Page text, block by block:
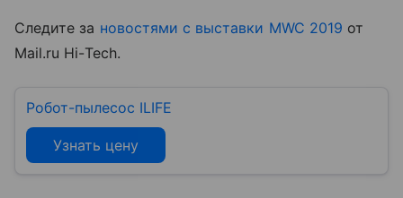
Следите за новостями с выставки MWC 2019 от
Mail.ru Hi-Tech.
Робот-пылесос ILIFE
Узнать цену